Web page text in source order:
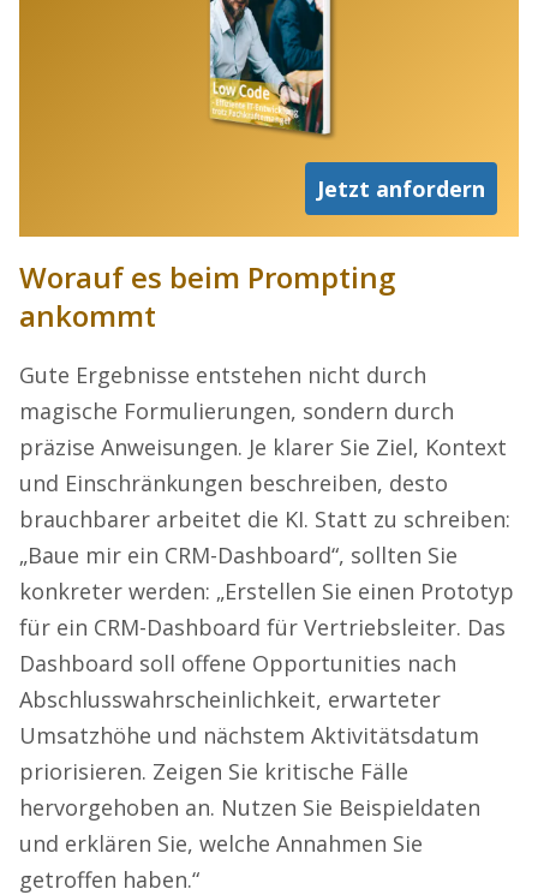
Jetzt anfordern
Worauf es beim Prompting
ankommt
Gute Ergebnisse entstehen nicht durch
magische Formulierungen, sondern durch
präzise Anweisungen. Je klarer Sie Ziel, Kontext
und Einschränkungen beschreiben, desto
brauchbarer arbeitet die KI. Statt zu schreiben:
„Baue mir ein CRM-Dashboard“, sollten Sie
konkreter werden: „Erstellen Sie einen Prototyp
für ein CRM-Dashboard für Vertriebsleiter. Das
Dashboard soll offene Opportunities nach
Abschlusswahrscheinlichkeit, erwarteter
Umsatzhöhe und nächstem Aktivitätsdatum
priorisieren. Zeigen Sie kritische Fälle
hervorgehoben an. Nutzen Sie Beispieldaten
und erklären Sie, welche Annahmen Sie
getroffen haben.“